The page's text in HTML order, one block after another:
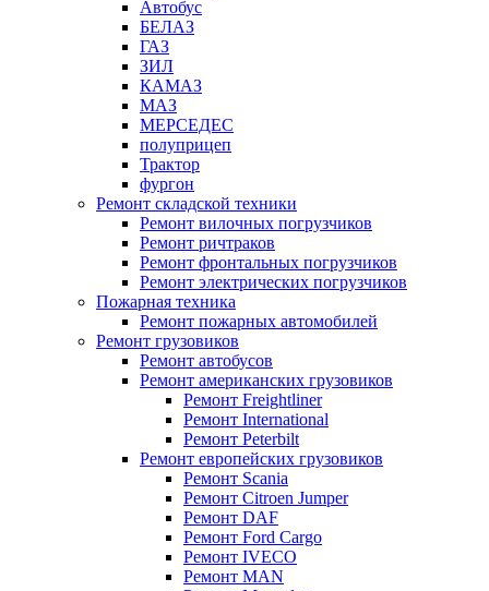
Автобус
БЕЛАЗ
ГАЗ
ЗИЛ
КАМАЗ
МАЗ
МЕРСЕДЕС
полуприцеп
Трактор
фургон
Ремонт складской техники
Ремонт вилочных погрузчиков
Ремонт ричтраков
Ремонт фронтальных погрузчиков
Ремонт электрических погрузчиков
Пожарная техника
Ремонт пожарных автомобилей
Ремонт грузовиков
Ремонт автобусов
Ремонт американских грузовиков
Ремонт Freightliner
Ремонт International
Ремонт Peterbilt
Ремонт европейских грузовиков
Ремонт Scania
Ремонт Citroen Jumper
Ремонт DAF
Ремонт Ford Cargo
Ремонт IVECO
Ремонт MAN